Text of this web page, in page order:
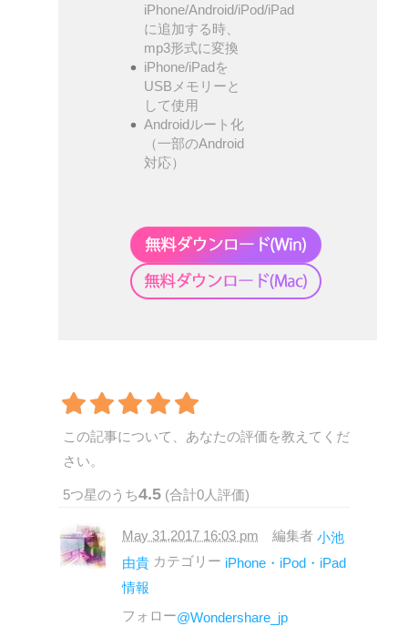
iPhone/Android/iPod/iPad
に追加する時、
mp3形式に変換
iPhone/iPadを
USBメモリーと
して使用
Androidルート化
（一部のAndroid
対応）
この記事について、あなたの評価を教えてくだ
さい。
5つ星のうち4.5 (合計0 人評価)
May 31,2017 16:03 pm 編集者 小池
由貴 カテゴリー iPhone・iPod・iPad
情報
フォロー@Wondershare_jp